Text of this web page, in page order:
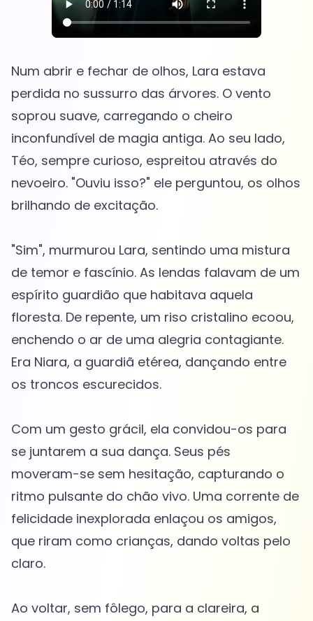
Num abrir e fechar de olhos, Lara estava
perdida no sussurro das árvores. O vento
soprou suave, carregando o cheiro
inconfundível de magia antiga. Ao seu lado,
Téo, sempre curioso, espreitou através do
nevoeiro. "Ouviu isso?" ele perguntou, os olhos
brilhando de excitação.
"Sim", murmurou Lara, sentindo uma mistura
de temor e fascínio. As lendas falavam de um
espírito guardião que habitava aquela
floresta. De repente, um riso cristalino ecoou,
enchendo o ar de uma alegria contagiante.
Era Niara, a guardiã etérea, dançando entre
os troncos escurecidos.
Com um gesto grácil, ela convidou-os para
se juntarem a sua dança. Seus pés
moveram-se sem hesitação, capturando o
ritmo pulsante do chão vivo. Uma corrente de
felicidade inexplorada enlaçou os amigos,
que riram como crianças, dando voltas pelo
claro.
Ao voltar, sem fôlego, para a clareira, a